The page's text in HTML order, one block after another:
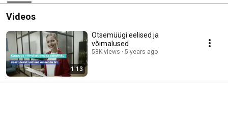
Videos
1:13
Otsemüügi eelised ja
võimalused
58K views 5 years ago